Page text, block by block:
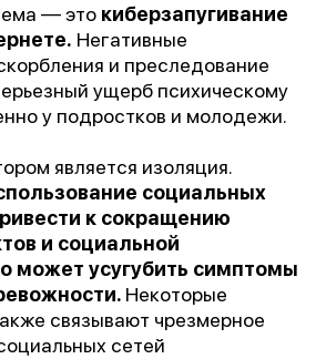
— это киберзапугивание
Негативные
и преследование
ущерб психическому
у подростков и молодежи.
является изоляция.
социальных
к сокращению
и социальной
может усугубить симптомы
Некоторые
связывают чрезмерное
сетей